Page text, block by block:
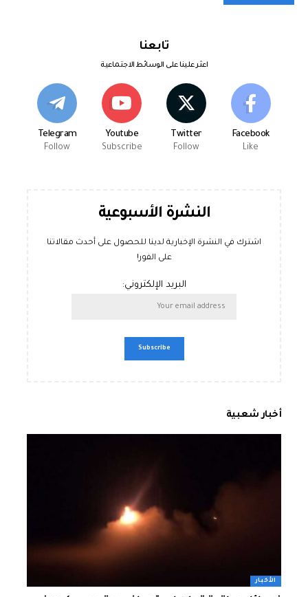
تابعنا
اعثر علينا على الوسائط الاجتماعية
Facebook
Like
Twitter
Follow
Youtube
Subscribe
Telegram
Follow
النشرة الأسبوعية
اشترك في النشرة الإخبارية لدينا للحصول على أحدث مقالاتنا
على الفور!
البريد الإلكتروني:
أخبار شعبية
الأخبار